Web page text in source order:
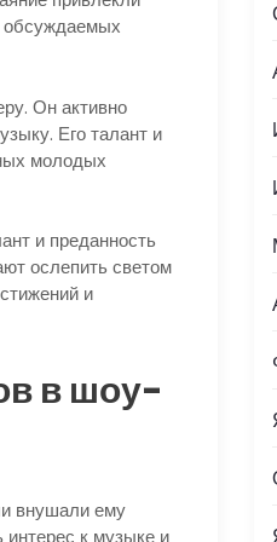
обсуждаемых
Он активно
Его талант и
молодых
и преданность
ослепить светом
и
в шоу-
внушали ему
к музыке и